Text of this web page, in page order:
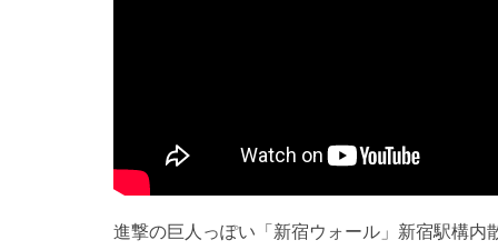
進撃の巨人っぽい「新宿ウォール」新宿駅構内